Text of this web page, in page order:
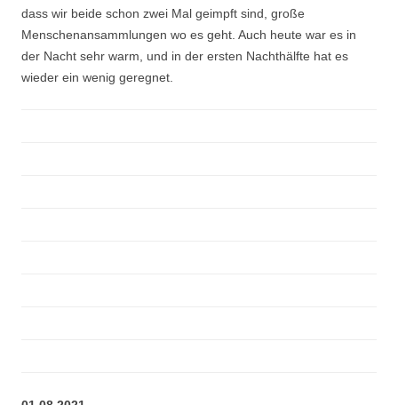
dass wir beide schon zwei Mal geimpft sind, große
Menschenansammlungen wo es geht. Auch heute war es in
der Nacht sehr warm, und in der ersten Nachthälfte hat es
wieder ein wenig geregnet.